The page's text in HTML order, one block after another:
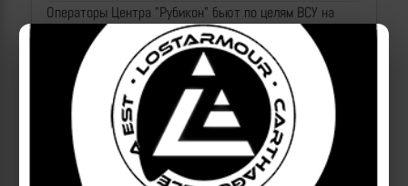
Операторы Центра "Рубикон" бьют по целям ВСУ на
Донбассе
2026-08-07 | makpif |